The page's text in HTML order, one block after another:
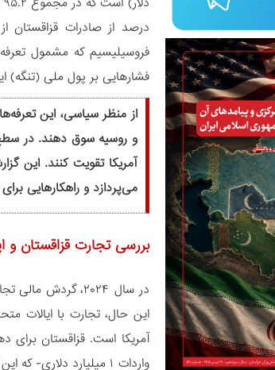
درصد از صادرات قزاقستان
فروسیلیسیم که مشمول
فشارهایی بر پول ملی (تنگه)
از منظر سیاسی، این
و روسیه سوق دهند. در سطح
آمریکا تقویت کنند. این
می‌پردازد و راهکارهایی
بررسی تجارت قزاقستان و
واردات ۱ میلیارد